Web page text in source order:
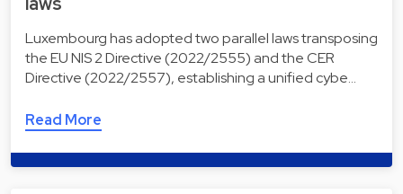
Luxembourg has adopted two parallel laws transposing
the EU NIS 2 Directive (2022/2555) and the CER
Directive (2022/2557), establishing a unified cybe…
Read More